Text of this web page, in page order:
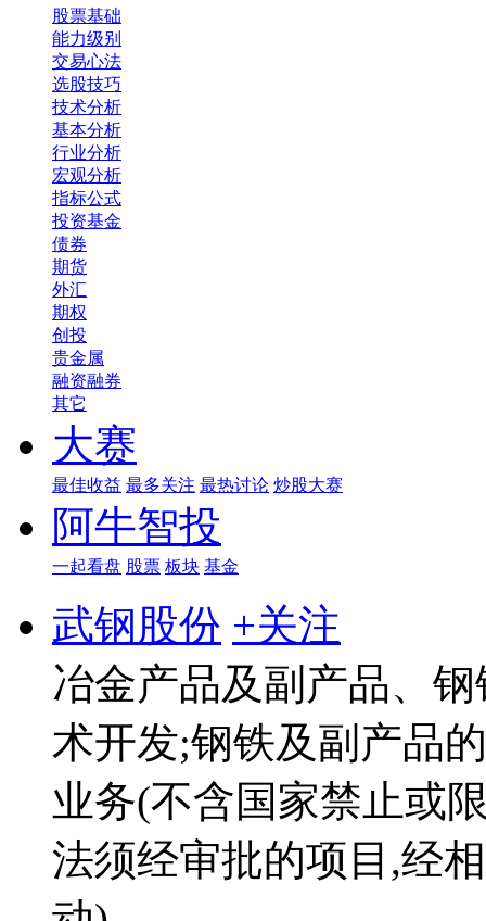
股票基础
能力级别
交易心法
选股技巧
技术分析
基本分析
行业分析
宏观分析
指标公式
投资基金
债券
期货
外汇
期权
创投
贵金属
融资融券
其它
大赛
最佳收益 最多关注 最热讨论 炒股大赛
阿牛智投
一起看盘 股票 板块 基金
武钢股份 +关注
冶金产品及副产品、
术开发;钢铁及副产品
业务(不含国家禁止或
法须经审批的项目,经